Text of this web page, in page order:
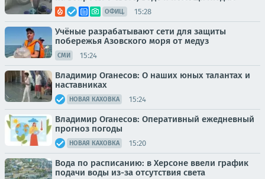
ОФИЦ. 15:28
Учёные разрабатывают сети для защиты
побережья Азовского моря от медуз
СМИ 15:24
Владимир Оганесов: О наших юных талантах и
наставниках
НОВАЯ КАХОВКА 15:24
Владимир Оганесов: Оперативный ежедневный
прогноз погоды
НОВАЯ КАХОВКА 15:20
Вода по расписанию: в Херсоне ввели график
подачи воды из-за отсутствия света